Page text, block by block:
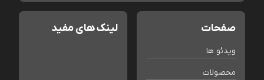
صفحات
ویدئو ها
محصولات
لینک های مفید